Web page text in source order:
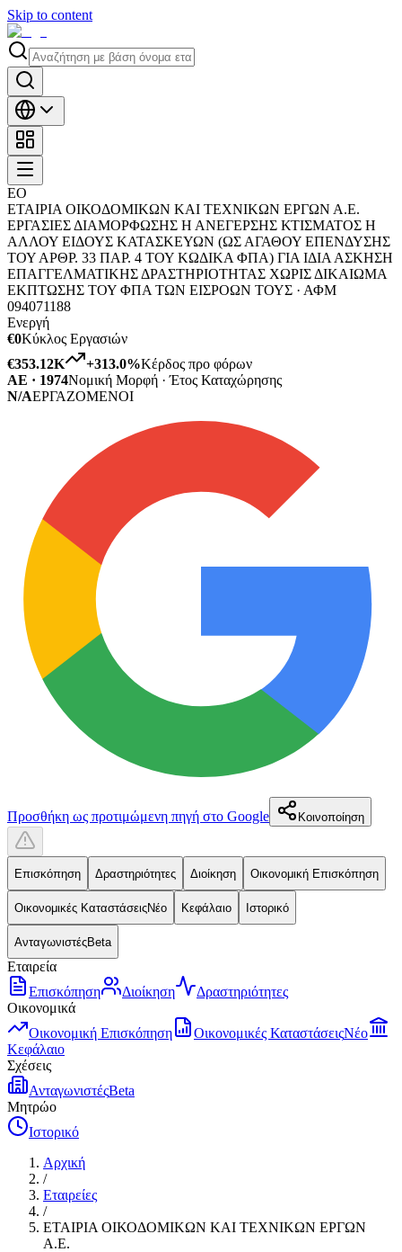
Skip to content
ΕΟ
ΕΤΑΙΡΙΑ ΟΙΚΟΔΟΜΙΚΩΝ ΚΑΙ ΤΕΧΝΙΚΩΝ ΕΡΓΩΝ Α.Ε.
ΕΡΓΑΣΙΕΣ ΔΙΑΜΟΡΦΩΣΗΣ Η ΑΝΕΓΕΡΣΗΣ ΚΤΙΣΜΑΤΟΣ Η
ΑΛΛΟΥ ΕΙΔΟΥΣ ΚΑΤΑΣΚΕΥΩΝ (ΩΣ ΑΓΑΘΟΥ ΕΠΕΝΔΥΣΗΣ
ΤΟΥ ΑΡΘΡ. 33 ΠΑΡ. 4 ΤΟΥ ΚΩΔΙΚΑ ΦΠΑ) ΓΙΑ ΙΔΙΑ ΑΣΚΗΣΗ
ΕΠΑΓΓΕΛΜΑΤΙΚΗΣ ΔΡΑΣΤΗΡΙΟΤΗΤΑΣ ΧΩΡΙΣ ΔΙΚΑΙΩΜΑ
ΕΚΠΤΩΣΗΣ ΤΟΥ ΦΠΑ ΤΩΝ ΕΙΣΡΟΩΝ ΤΟΥΣ · ΑΦΜ
094071188
Ενεργή
€0Κύκλος Εργασιών
€353.12K
+313.0%Κέρδος προ φόρων
ΑΕ · 1974Νομική Μορφή · Έτος Καταχώρησης
N/AΕΡΓΑΖΟΜΕΝΟΙ
Προσθήκη ως προτιμώμενη πηγή στο Google Κοινοποίηση
Επισκόπηση Δραστηριότητες Διοίκηση Οικονομική Επισκόπηση
Οικονομικές ΚαταστάσειςΝέο Κεφάλαιο Ιστορικό
ΑνταγωνιστέςBeta
Εταιρεία
Επισκόπηση
Διοίκηση
Δραστηριότητες
Οικονομικά
Οικονομική Επισκόπηση
Οικονομικές ΚαταστάσειςΝέο
Κεφάλαιο
Σχέσεις
ΑνταγωνιστέςBeta
Μητρώο
Ιστορικό
Αρχική
/
Εταιρείες
/
ΕΤΑΙΡΙΑ ΟΙΚΟΔΟΜΙΚΩΝ ΚΑΙ ΤΕΧΝΙΚΩΝ ΕΡΓΩΝ
Α.Ε.